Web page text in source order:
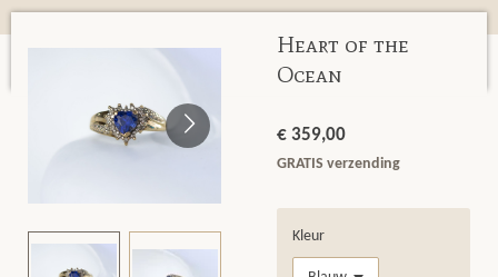
Heart of the
Ocean
€ 359,00
GRATIS verzending
Kleur